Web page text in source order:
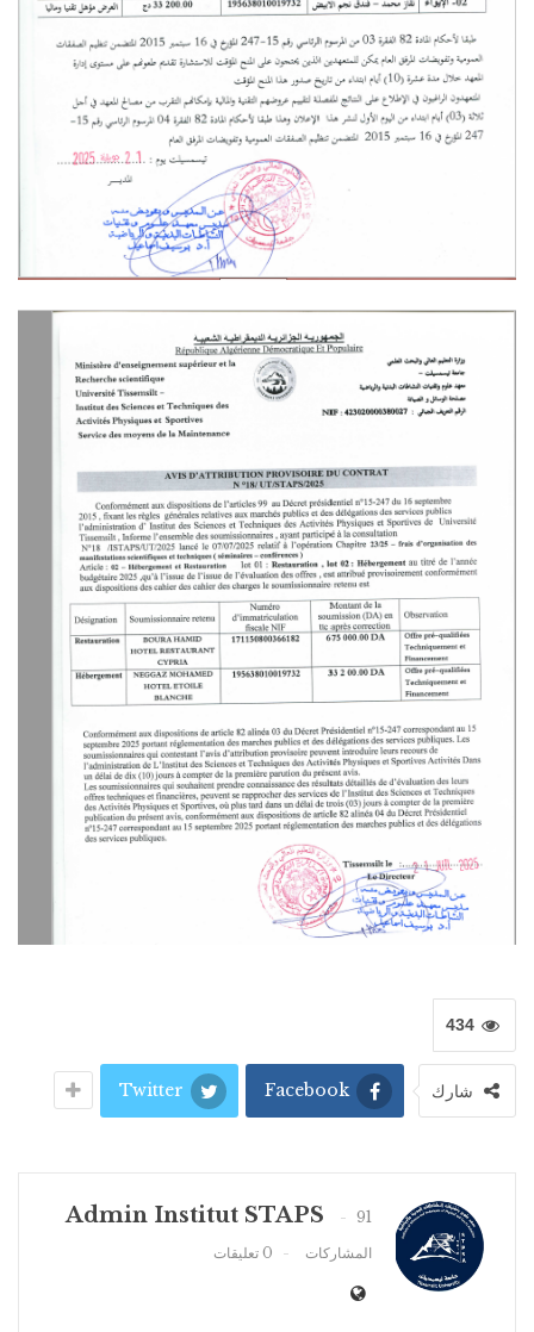
434
شارك Facebook
Twitter
Admin Institut STAPS
91
المشاركات
0 تعليقات